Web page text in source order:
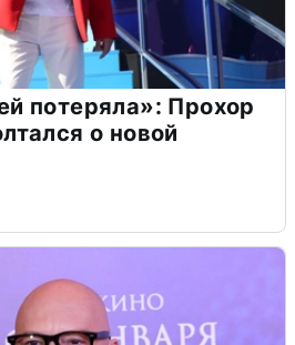
потеряла»: Прохор
о новой